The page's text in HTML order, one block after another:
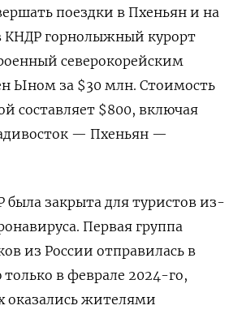
поездки в Пхеньян и на
КНДР горнолыжный курорт
северокорейским
Ыном за $30 млн. Стоимость
составляет $800, включая
— Пхеньян —
была закрыта для туристов из-
Первая группа
из России отправилась в
в феврале 2024-го,
оказались жителями